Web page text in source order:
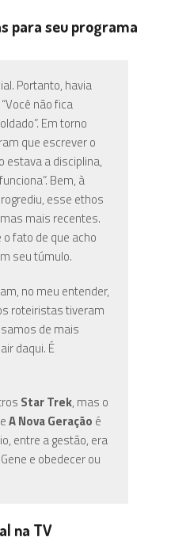
para seu programa
Portanto, havia
não fica
Em torno
que escrever o
estava a disciplina,
Bem, à
esse ethos
mais recentes.
fato de que acho
seu túmulo.
no meu entender,
roteiristas tiveram
de mais
daqui. É
Star Trek, mas o
A Nova Geração é
entre a gestão, era
e obedecer ou
na TV